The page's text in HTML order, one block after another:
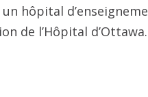
hôpital
de l’Hôpital d’Ottawa.